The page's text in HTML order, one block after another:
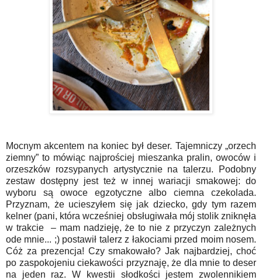
Mocnym akcentem na koniec był deser. Tajemniczy „orzech
ziemny” to mówiąc najprościej mieszanka pralin, owoców i
orzeszków rozsypanych artystycznie na talerzu. Podobny
zestaw dostępny jest też w innej wariacji smakowej: do
wyboru są owoce egzotyczne albo ciemna czekolada.
Przyznam, że ucieszyłem się jak dziecko, gdy tym razem
kelner (pani, która wcześniej obsługiwała mój stolik zniknęła
w trakcie – mam nadzieję, że to nie z przyczyn zależnych
ode mnie... ;) postawił talerz z łakociami przed moim nosem.
Cóż za prezencja! Czy smakowało? Jak najbardziej, choć
po zaspokojeniu ciekawości przyznaję, że dla mnie to deser
na jeden raz. W kwestii słodkości jestem zwolennikiem